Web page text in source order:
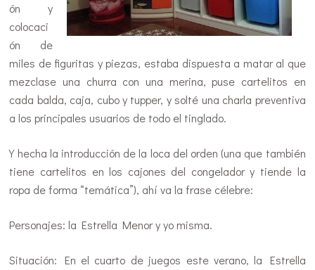
ón y
colocaci
ón de
miles de figuritas y piezas, estaba dispuesta a matar al que
mezclase una churra con una merina, puse cartelitos en
cada balda, caja, cubo y tupper, y solté una charla preventiva
a los principales usuarios de todo el tinglado.
Y hecha la introducción de la loca del orden (una que también
tiene cartelitos en los cajones del congelador y tiende la
ropa de forma “temática”), ahí va la frase célebre:
Personajes: la Estrella Menor y yo misma.
Situación: En el cuarto de juegos este verano, la Estrella